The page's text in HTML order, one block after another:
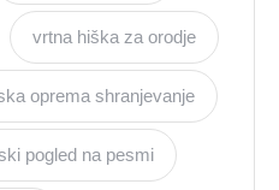
vrtna hiška za orodje
oprema shranjevanje
pogled na pesmi